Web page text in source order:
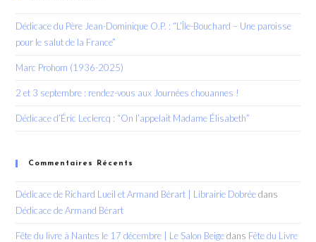
Dédicace du Père Jean-Dominique O.P. : “L’Île-Bouchard – Une paroisse
pour le salut de la France”
Marc Prohom (1936-2025)
2 et 3 septembre : rendez-vous aux Journées chouannes !
Dédicace d’Éric Leclercq : “On l’appelait Madame Élisabeth”
Commentaires Récents
Dédicace de Richard Lueil et Armand Bérart | Librairie Dobréedans
Dédicace de Armand Bérart
Fête du livre à Nantes le 17 décembre | Le Salon Beigedans Fête du Livre